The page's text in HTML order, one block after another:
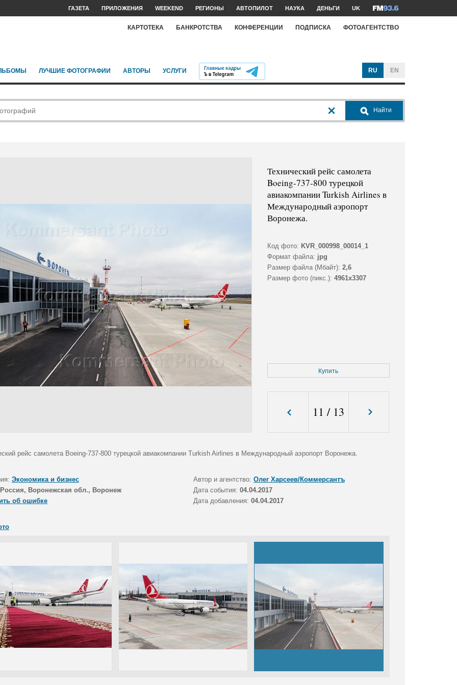
ГАЗЕТА ПРИЛОЖЕНИЯ WEEKEND РЕГИОНЫ АВТОПИЛОТ НАУКА ДЕНЬГИ UK
КАРТОТЕКА БАНКРОТСТВА КОНФЕРЕНЦИИ ПОДПИСКА ФОТОАГЕНТСТВО
ЛУЧШИЕ ФОТОГРАФИИ АВТОРЫ УСЛУГИ RU EN
Найти
Технический рейс самолета
Boeing-737-800 турецкой
авиакомпании Turkish Airlines в
Международный аэропорт
Воронежа.
Код фото: KVR_000998_00014_1
Формат файла: jpg
Размер файла (Мбайт): 2,6
Размер фото (пикс.): 4961x3307
Купить
11 / 13
рейс самолета Boeing-737-800 турецкой авиакомпании Turkish Airlines в Международный аэропорт Воронежа.
Экономика и бизнес Автор и агентство: Олег Харсеев/Коммерсантъ
Россия, Воронежская обл., Воронеж Дата события: 04.04.2017
об ошибке
Дата добавления: 04.04.2017